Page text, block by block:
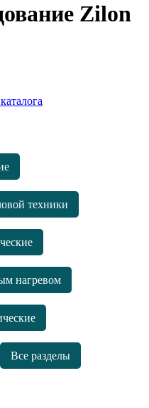
Zilon
техники
нагревом
Все разделы